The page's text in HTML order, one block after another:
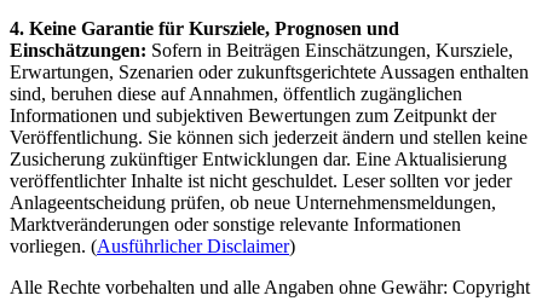
4. Keine Garantie für Kursziele, Prognosen und
Einschätzungen: Sofern in Beiträgen Einschätzungen, Kursziele,
Erwartungen, Szenarien oder zukunftsgerichtete Aussagen enthalten
sind, beruhen diese auf Annahmen, öffentlich zugänglichen
Informationen und subjektiven Bewertungen zum Zeitpunkt der
Veröffentlichung. Sie können sich jederzeit ändern und stellen keine
Zusicherung zukünftiger Entwicklungen dar. Eine Aktualisierung
veröffentlichter Inhalte ist nicht geschuldet. Leser sollten vor jeder
Anlageentscheidung prüfen, ob neue Unternehmensmeldungen,
Marktveränderungen oder sonstige relevante Informationen
vorliegen. (Ausführlicher Disclaimer)
Alle Rechte vorbehalten und alle Angaben ohne Gewähr: Copyright